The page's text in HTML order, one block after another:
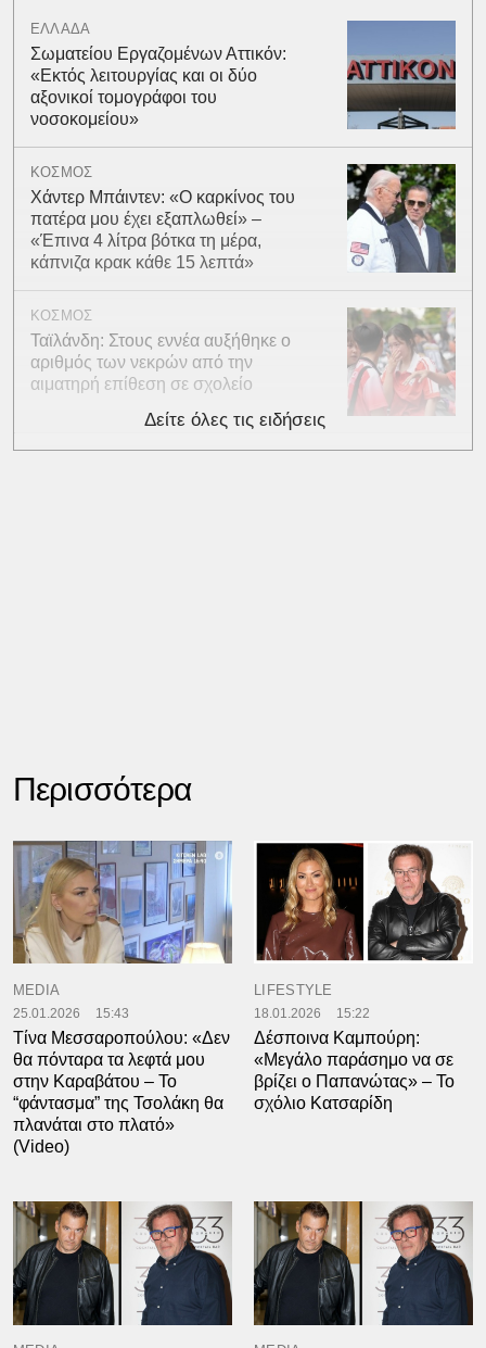
ΕΛΛΑΔΑ
Σωματείου Εργαζομένων Αττικόν:
«Εκτός λειτουργίας και οι δύο
αξονικοί τομογράφοι του
νοσοκομείου»
ΚΟΣΜΟΣ
Χάντερ Μπάιντεν: «Ο καρκίνος του
πατέρα μου έχει εξαπλωθεί» –
«Έπινα 4 λίτρα βότκα τη μέρα,
κάπνιζα κρακ κάθε 15 λεπτά»
ΚΟΣΜΟΣ
Ταϊλάνδη: Στους εννέα αυξήθηκε ο
αριθμός των νεκρών από την
αιματηρή επίθεση σε σχολείο
Δείτε όλες τις ειδήσεις
Περισσότερα
MEDIA
25.01.2026 15:43
Τίνα Μεσσαροπούλου: «Δεν
θα πόνταρα τα λεφτά μου
στην Καραβάτου – Το
“φάντασμα” της Τσολάκη θα
πλανάται στο πλατό»
(Video)
LIFESTYLE
18.01.2026 15:22
Δέσποινα Καμπούρη:
«Μεγάλο παράσημο να σε
βρίζει ο Παπανώτας» – Το
σχόλιο Κατσαρίδη